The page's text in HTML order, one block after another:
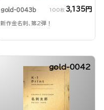
gold-0043b 100枚 3,135円
新作金名刺、第2弾！
gold-0042